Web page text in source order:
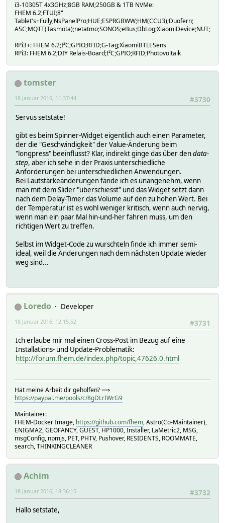
i3-10305T 4x3GHz;8GB RAM;250GB & 1TB NVMe:
FHEM 6.2;FTUI;8"
Tablet's+Fully;NsPanelPro;HUE;ESPRGBWW;HM(CCU3);Duofern;
RPi3+: FHEM 6.2;I²C;GPIO;RFID;G-Tag;XiaomiBTLESens
RPi3: FHEM 6.2;DIY Relais-Board;I²C;GPIO;RFID;Photovoltaik
tomster
#3730
18 Januar 2016, 11:37:44
Servus setstate!
gibt es beim Spinner-Widget eigentlich auch einen Parameter,
der die "Geschwindigkeit" der Value-Änderung beim
"longpress" beeinflusst? Klar, indirekt ginge das über dendata-
step, aber ich sehe in der Praxis unterschiedliche
Anforderungen bei unterschiedlichen Anwendungen.
Bei Lautstärkeänderungen fände ich es unangenehm, wenn
man mit dem Slider "überschiesst" und das Widget setzt dann
nach dem Delay-Timer das Volume auf den zu hohen Wert. Bei
der Temperatur ist es wohl weniger kritisch, wenn auch nervig,
wenn man ein paar Mal hin-und-her fahren muss, um den
richtigen Wert zu treffen.
Selbst im Widget-Code zu wurschteln finde ich immer semi-
ideal, weil die Änderungen nach dem nächsten Update wieder
weg sind...
Loredo
Developer
#3731
18 Januar 2016, 12:15:52
Ich erlaube mir mal einen Cross-Post im Bezug auf eine
Installations- und Update-Problematik:
http://forum.fhem.de/index.php/topic,47626.0.html
Hat meine Arbeit dir geholfen? ⟹
https://paypal.me/pools/c/8gDLrIWrG9
Maintainer:
FHEM-Docker Image, https://github.com/fhem, Astro(Co-Maintainer),
ENIGMA2, GEOFANCY, GUEST, HP1000, Installer, LaMetric2, MSG,
msgConfig, npmjs, PET, PHTV, Pushover, RESIDENTS, ROOMMATE,
search, THINKINGCLEANER
Achim
#3732
18 Januar 2016, 18:36:15
Hallo setstate,